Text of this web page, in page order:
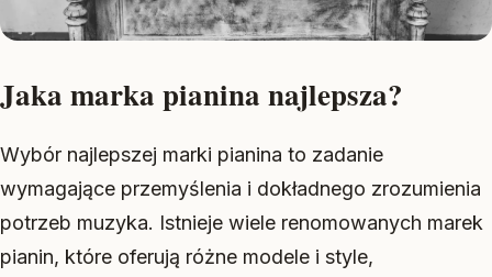
Jaka marka pianina najlepsza?
Wybór najlepszej marki pianina to zadanie
wymagające przemyślenia i dokładnego zrozumienia
potrzeb muzyka. Istnieje wiele renomowanych marek
pianin, które oferują różne modele i style,